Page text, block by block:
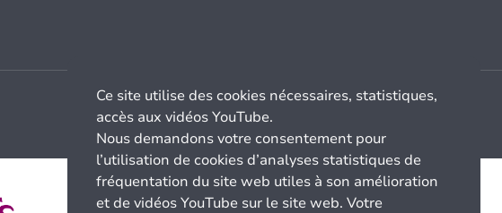
Ce site utilise des cookies nécessaires, statistiques,
accès aux vidéos YouTube.
Nous demandons votre consentement pour
l’utilisation de cookies d’analyses statistiques de
fréquentation du site web utiles à son amélioration
et de vidéos YouTube sur le site web. Votre